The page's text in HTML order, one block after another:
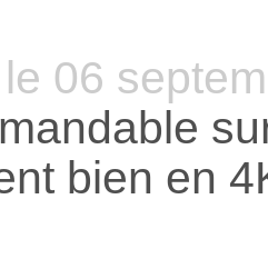
06
bien en